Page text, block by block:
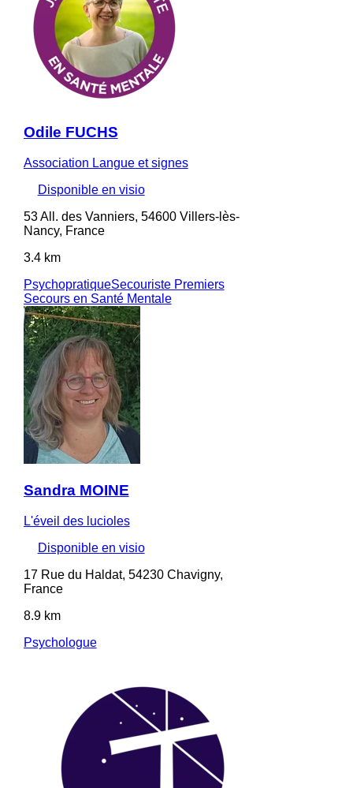
Odile FUCHS
Association Langue et signes
Disponible en visio
53 All. des Vanniers, 54600 Villers-lès-
Nancy, France
3.4 km
PsychopratiqueSecouriste Premiers
Secours en Santé Mentale
Sandra MOINE
L'éveil des lucioles
Disponible en visio
17 Rue du Haldat, 54230 Chavigny,
France
8.9 km
Psychologue